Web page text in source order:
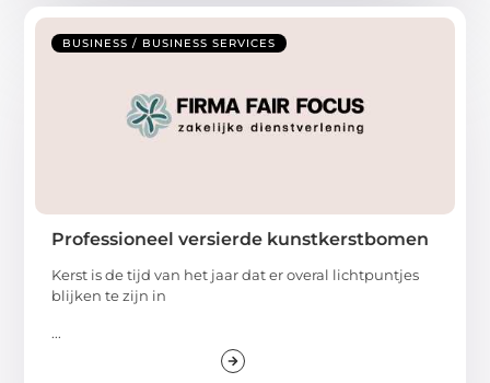
BUSINESS / BUSINESS SERVICES
Professioneel versierde kunstkerstbomen
Kerst is de tijd van het jaar dat er overal lichtpuntjes
blijken te zijn in
...